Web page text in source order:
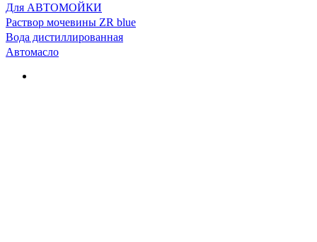
Для АВТОМОЙКИ
Раствор мочевины ZR blue
Вода дистиллированная
Автомасло